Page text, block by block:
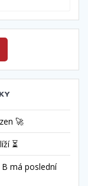
🚀
⏳
B má poslední